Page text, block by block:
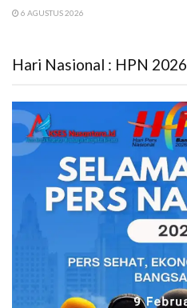
6 AGUSTUS 2026
Hari Nasional : HPN 2026